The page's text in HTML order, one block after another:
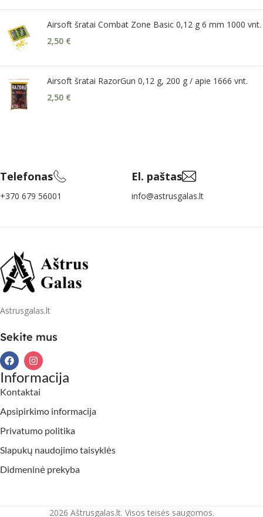
Airsoft šratai Combat Zone Basic 0,12 g 6 mm 1000 vnt.
2,50 €
Airsoft šratai RazorGun 0,12 g, 200 g / apie 1666 vnt.
2,50 €
Telefonas
+370 679 56001
El. paštas
info@astrusgalas.lt
Astrusgalas.lt
Sekite mus
Informacija
Kontaktai
Apsipirkimo informacija
Privatumo politika
Slapukų naudojimo taisyklės
Didmeninė prekyba
2026 Aštrusgalas.lt. Visos teisės saugomos.